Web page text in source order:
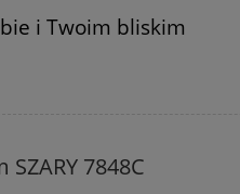
i Twoim bliskim
SZARY 7848C